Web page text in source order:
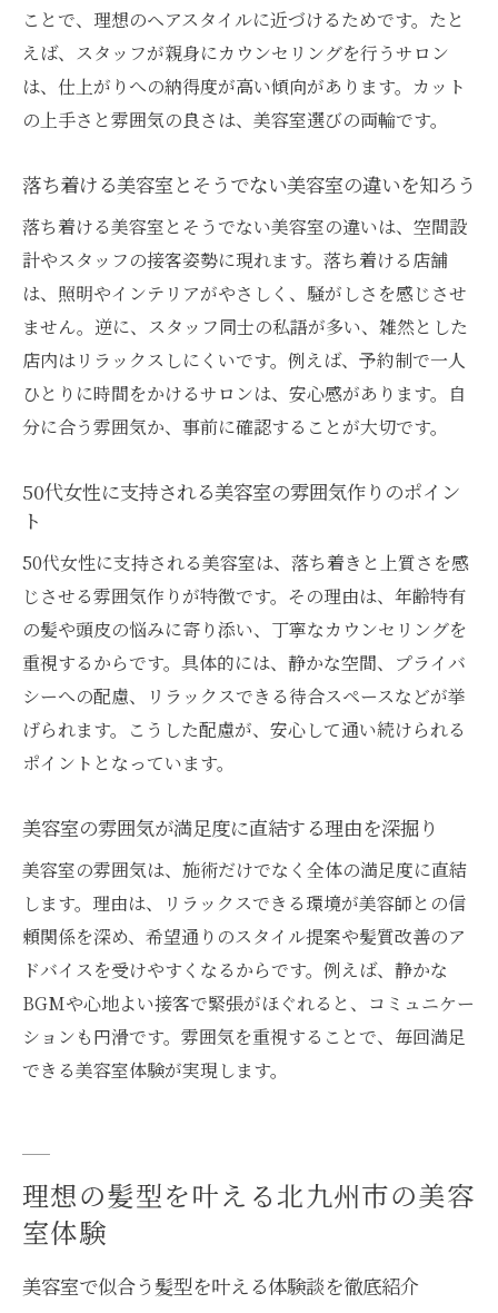
北九州で評判の落ち着く美容室の特徴を紹
介
カウンセリングしやすい美容室空間の見極
め方
美容室選びで重視したい空間作りのポイン
ト
髪質改善に最適な美容室の特徴とは
美容室の髪質改善メニューで叶う理想の髪
カットが上手い美容室が提案する髪質改善
北九州で話題の髪質改善が得意な美容室を
髪質に合わせた美容室選びで失敗しないコ
カラー施術後も美しさを保つ美容室の秘密
髪質改善に強い美容室の雰囲気や接客の魅
力
自分に合う美容室を見つけるヒント集
美容室の口コミやランキングの活用法を解
説
似合う髪型を提案してくれる美容室の選び
コツ
北九州で人気のプライベート美容室の魅力
自分の希望に合う美容室を探す具体的な方
法
美容室の雰囲気とサービスを比較するポイ
ント
は
髪型の悩みも相談しやすい美容室の特徴
北九州の美容室で受けられる提案型カウン
ことで、理想のヘアスタイルに近づけるためです。たと
えば、スタッフが親身にカウンセリングを行うサロン
は、仕上がりへの納得度が高い傾向があります。カット
の上手さと雰囲気の良さは、美容室選びの両輪です。
落ち着ける美容室とそうでない美容室の違いを知ろう
落ち着ける美容室とそうでない美容室の違いは、空間設
計やスタッフの接客姿勢に現れます。落ち着ける店舗
は、照明やインテリアがやさしく、騒がしさを感じさせ
ません。逆に、スタッフ同士の私語が多い、雑然とした
店内はリラックスしにくいです。例えば、予約制で一人
ひとりに時間をかけるサロンは、安心感があります。自
分に合う雰囲気か、事前に確認することが大切です。
50代女性に支持される美容室の雰囲気作りのポイン
ト
50代女性に支持される美容室は、落ち着きと上質さを感
じさせる雰囲気作りが特徴です。その理由は、年齢特有
の髪や頭皮の悩みに寄り添い、丁寧なカウンセリングを
重視するからです。具体的には、静かな空間、プライバ
シーへの配慮、リラックスできる待合スペースなどが挙
げられます。こうした配慮が、安心して通い続けられる
ポイントとなっています。
美容室の雰囲気が満足度に直結する理由を深掘り
美容室の雰囲気は、施術だけでなく全体の満足度に直結
します。理由は、リラックスできる環境が美容師との信
頼関係を深め、希望通りのスタイル提案や髪質改善のア
ドバイスを受けやすくなるからです。例えば、静かな
BGMや心地よい接客で緊張がほぐれると、コミュニケー
ションも円滑です。雰囲気を重視することで、毎回満足
できる美容室体験が実現します。
理想の髪型を叶える北九州市の美容
室体験
美容室で似合う髪型を叶える体験談を徹底紹介